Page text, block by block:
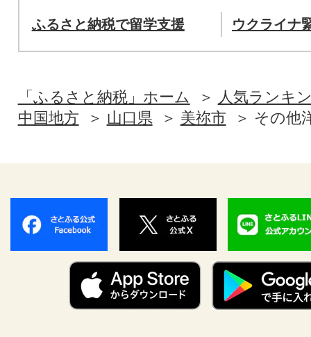
ふるさと納税で留学支援 ウクライナ
「ふるさと納税」ホーム
人気ランキ
中国地方
山口県 美祢市 その他